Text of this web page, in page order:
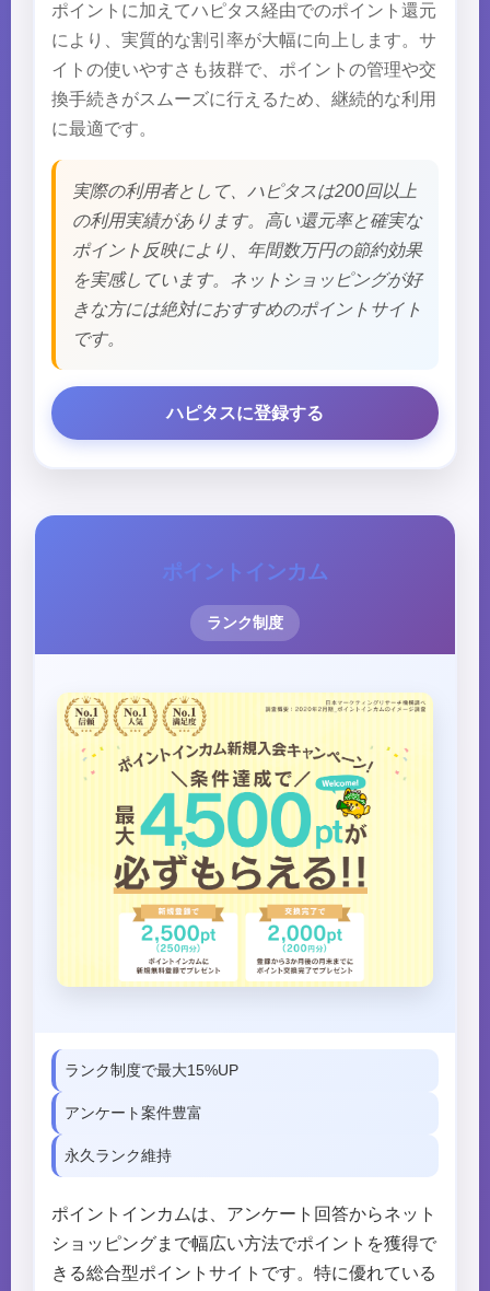
ポイントに加えてハピタス経由でのポイント還元
により、実質的な割引率が大幅に向上します。サ
イトの使いやすさも抜群で、ポイントの管理や交
換手続きがスムーズに行えるため、継続的な利用
に最適です。
実際の利用者として、ハピタスは200回以上
の利用実績があります。高い還元率と確実な
ポイント反映により、年間数万円の節約効果
を実感しています。ネットショッピングが好
きな方には絶対におすすめのポイントサイト
です。
ハピタスに登録する
ポイントインカム
ランク制度
ランク制度で最大15%UP
アンケート案件豊富
永久ランク維持
ポイントインカムは、アンケート回答からネット
ショッピングまで幅広い方法でポイントを獲得で
きる総合型ポイントサイトです。特に優れている